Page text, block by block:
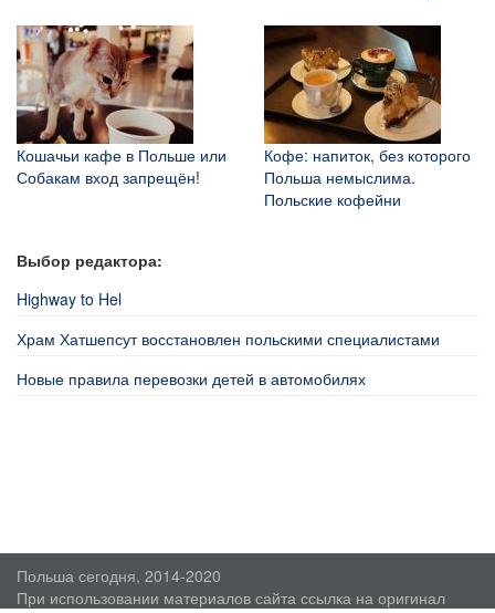
Кошачьи кафе в Польше или
Собакам вход запрещён!
Кофе: напиток, без которого
Польша немыслима.
Польские кофейни
Выбор редактора:
Highway to Hel
Храм Хатшепсут восстановлен польскими специалистами
Новые правила перевозки детей в автомобилях
Польша сегодня, 2014-2020
При использовании материалов сайта ссылка на оригинал